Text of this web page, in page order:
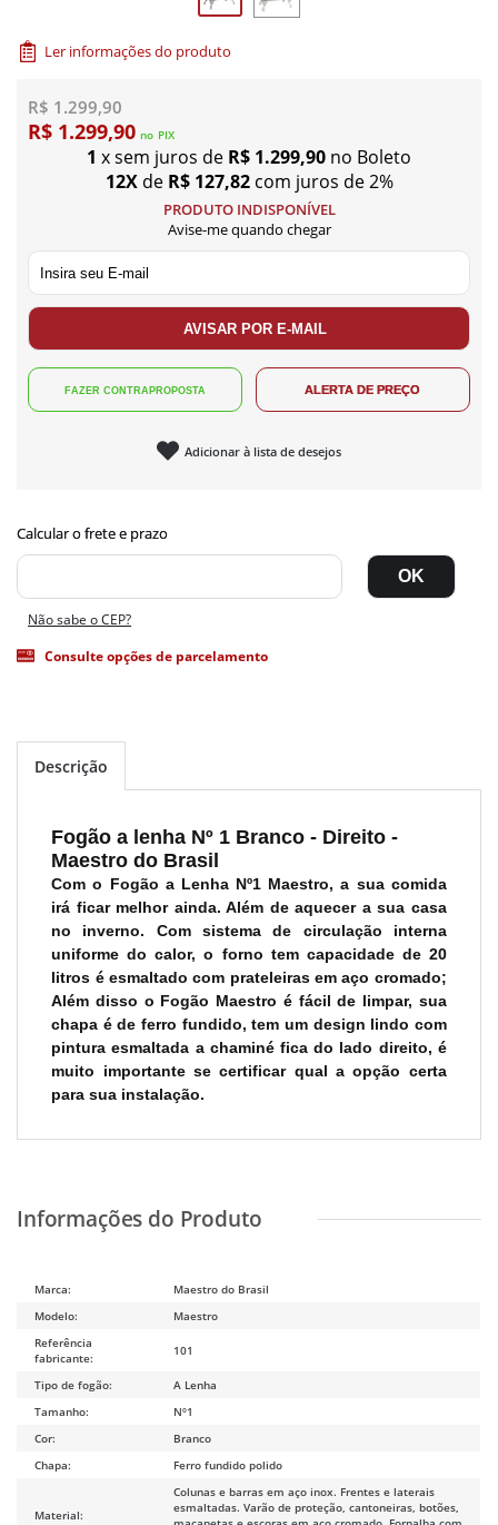
Ler informações do produto
R$ 1.299,90
R$ 1.299,90 no PIX
1 x sem juros de R$ 1.299,90 no Boleto
12Xde R$ 127,82 com juros de 2%
PRODUTO INDISPONÍVEL
Avise-me quando chegar
Adicionar à lista de desejos
Não sabe o CEP?
Consulte opções de parcelamento
Descrição
Fogão a lenha Nº 1 Branco - Direito -
Maestro do Brasil
Com o Fogão a Lenha Nº1 Maestro, a sua comida
irá ficar melhor ainda. Além de aquecer a sua casa
no inverno. Com sistema de circulação interna
uniforme do calor, o forno tem capacidade de 20
litros é esmaltado com prateleiras em aço cromado;
Além disso o Fogão Maestro é fácil de limpar, sua
chapa é de ferro fundido, tem um design lindo com
pintura esmaltada a chaminé fica do lado direito, é
muito importante se certificar qual a opção certa
para sua instalação.
Marca:
Maestro do Brasil
Modelo:
Maestro
Referência
fabricante:
101
Tipo de fogão:
A Lenha
Tamanho:
Nº1
Cor:
Branco
Chapa:
Ferro fundido polido
Material:
Colunas e barras em aço inox. Frentes e laterais
esmaltadas. Varão de proteção, cantoneiras, botões,